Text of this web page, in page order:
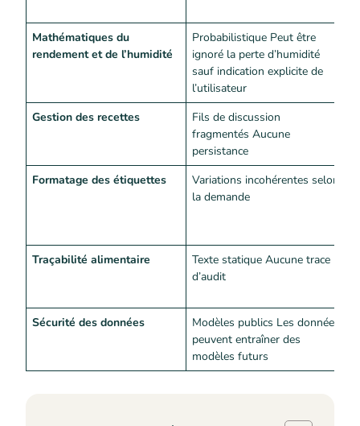
Mathématiques du
rendement et de l’humidité
Probabilistique Peut être
ignoré la perte d’humidité
sauf indication explicite de
l’utilisateur
Gestion des recettes
Fils de discussion
fragmentés Aucune
persistance
Formatage des étiquettes
Variations incohérentes selon
la demande
Traçabilité alimentaire
Texte statique Aucune trace
d’audit
Sécurité des données
Modèles publics Les données
peuvent entraîner des
modèles futurs